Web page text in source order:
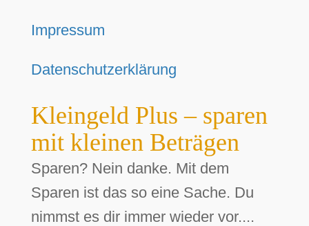
Impressum
Datenschutzerklärung
Kleingeld Plus – sparen
mit kleinen Beträgen
Sparen? Nein danke. Mit dem
Sparen ist das so eine Sache. Du
nimmst es dir immer wieder vor....